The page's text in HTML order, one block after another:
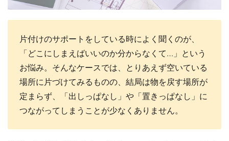
片付けのサポートをしている時によく聞くのが、
「どこにしまえばいいのか分からなくて…」という
お悩み。そんなケースでは、とりあえず空いている
場所に片づけてみるものの、結局は物を戻す場所が
定まらず、「出しっぱなし」や「置きっぱなし」に
つながってしまうことが少なくありません。